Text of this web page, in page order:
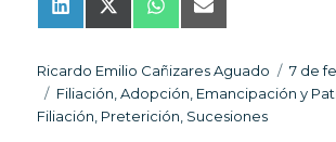
Compartir
en
L
i
k
e
d
I
Compartir
en
X
(
w
i
t
t
Compartir
en
W
h
t
s
A
p
Compartir
en
E
m
i
l
Autor
Ricardo Emilio Cañizares Aguado
el
7 de
Categorías
Filiación, Adopción, Emancipación y
Filiación, Preterición, Sucesiones